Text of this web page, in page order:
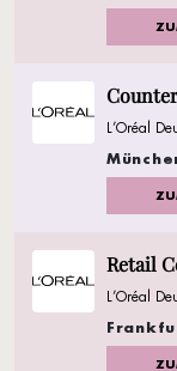
L’Oréal
Retail
L’Oréal